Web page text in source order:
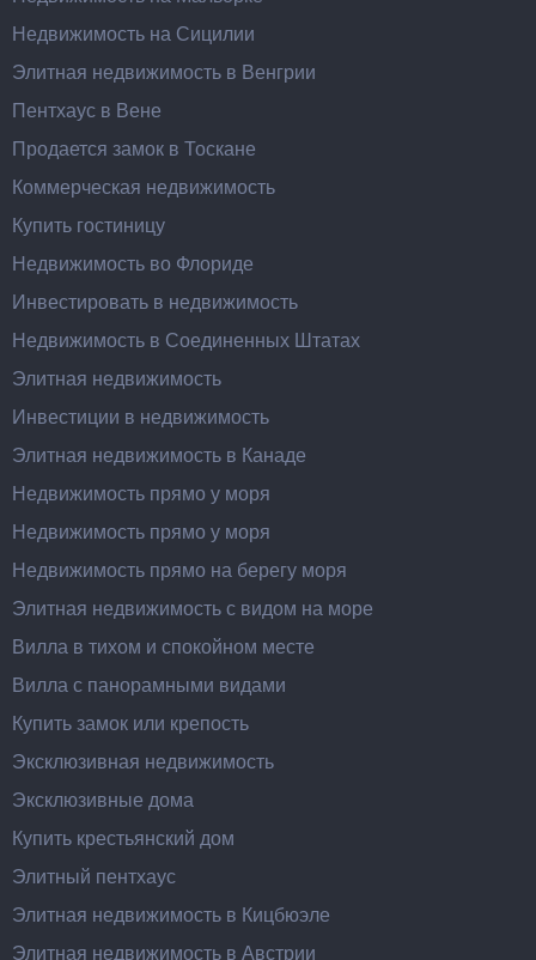
Недвижимость на Сицилии
Элитная недвижимость в Венгрии
Пентхаус в Вене
Продается замок в Тоскане
Коммерческая недвижимость
Купить гостиницу
Недвижимость во Флориде
Инвестировать в недвижимость
Недвижимость в Соединенных Штатах
Элитная недвижимость
Инвестиции в недвижимость
Элитная недвижимость в Канаде
Недвижимость прямо у моря
Недвижимость прямо у моря
Недвижимость прямо на берегу моря
Элитная недвижимость с видом на море
Вилла в тихом и спокойном месте
Вилла с панорамными видами
Купить замок или крепость
Эксклюзивная недвижимость
Эксклюзивные дома
Купить крестьянский дом
Элитный пентхаус
Элитная недвижимость в Кицбюэле
Элитная недвижимость в Австрии